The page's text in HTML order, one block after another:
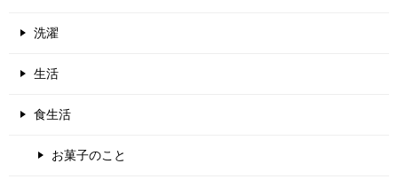
洗濯
生活
食生活
お菓子のこと